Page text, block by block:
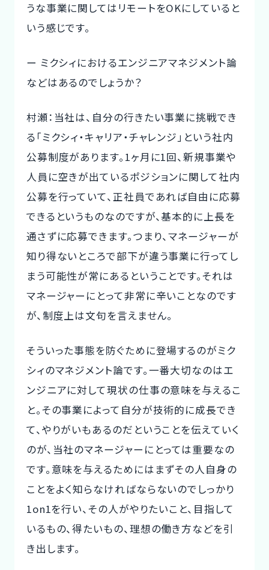
うな事業に関してはリモートをOKにしていると
いう感じです。
ー ミクシィにおけるエンジニアマネジメント論
などはあるのでしょうか？
村瀬：当社は、自分の行きたい事業に挑戦でき
る「ミクシィ・キャリア・チャレンジ」という社内
公募制度があります。1ヶ月に1回、新規事業や
人員に空きが出ているポジションに関して社内
公募を行っていて、正社員であれば自由に応募
できるというものなのですが、基本的に上長を
通さずに応募できます。つまり、マネージャーが
知り得ないところで部下が違う事業に行ってし
まう可能性が常にあるということです。それは
マネージャーにとって非常に辛いことなのです
が、制度上は文句を言えません。
そういった事態を防ぐために登場するのがミク
シィのマネジメント論です。一番大切なのはエ
ンジニアに対して現状の仕事の意味を与えるこ
と。その事業によって自分が技術的に成長でき
て、やりがいもあるのだということを伝えていく
のが、当社のマネージャーにとっては重要なの
です。意味を与えるためにはまずその人自身の
ことをよく知らなければならないのでしっかり
1on1を行い、その人がやりたいこと、目指して
いるもの、得たいもの、理想の働き方などを引
き出します。